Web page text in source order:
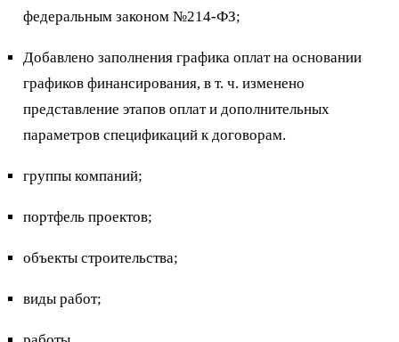
федеральным законом №214-ФЗ;
Добавлено заполнения графика оплат на основании
графиков финансирования, в т. ч. изменено
представление этапов оплат и дополнительных
параметров спецификаций к договорам.
группы компаний;
портфель проектов;
объекты строительства;
виды работ;